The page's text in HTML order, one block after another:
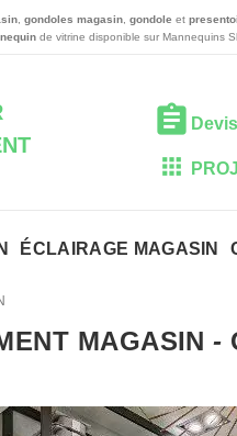
, gondoles magasin, gondole et
de vitrine disponible sur Mannequins
ÉCLAIRAGE MAGASIN
MAGASIN-